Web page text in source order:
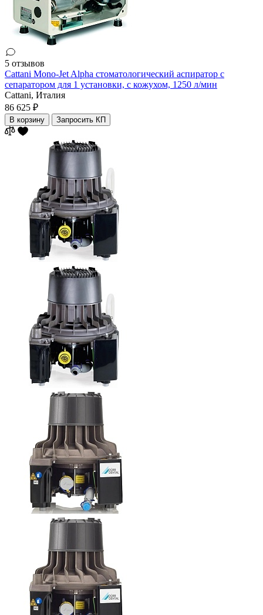
5 отзывов
Cattani Mono-Jet Alpha стоматологический аспиратор с
сепаратором для 1 установки, с кожухом, 1250 л/мин
Cattani, Италия
86 625 ₽
В корзину Запросить КП